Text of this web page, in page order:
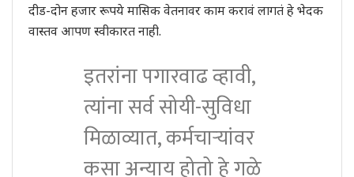
दीड-दोन हजार रूपये मासिक वेतनावर काम करावं लागतं हे भेदक
वास्तव आपण स्वीकारत नाही.
इतरांना पगारवाढ व्हावी,
त्यांना सर्व सोयी-सुविधा
मिळाव्यात, कर्मचार्‍यांवर
कसा अन्याय होतो हे गळे